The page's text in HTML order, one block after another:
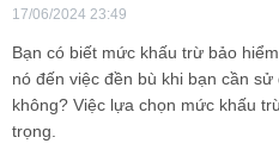
17/06/2024 23:49
Bạn có biết mức khấu trừ bảo
nó đến việc đền bù khi bạn cần
không? Việc lựa chọn mức khấu
trọng.